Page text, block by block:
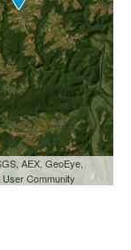
AEX, GeoEye,
Community